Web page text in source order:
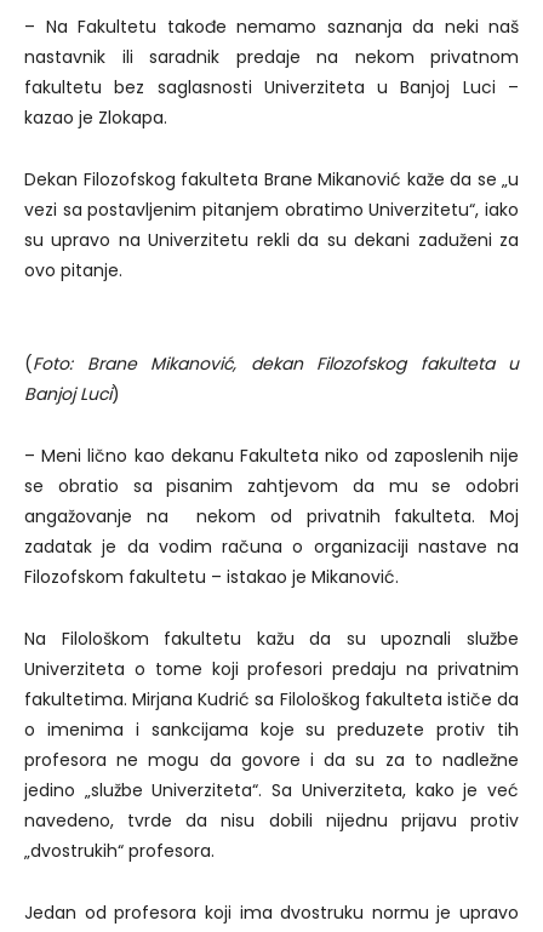
– Na Fakultetu takođe nemamo saznanja da neki naš
nastavnik ili saradnik predaje na nekom privatnom
fakultetu bez saglasnosti Univerziteta u Banjoj Luci –
kazao je Zlokapa.
Dekan Filozofskog fakulteta Brane Mikanović kaže da se „u
vezi sa postavljenim pitanjem obratimo Univerzitetu“, iako
su upravo na Univerzitetu rekli da su dekani zaduženi za
ovo pitanje.
(Foto: Brane Mikanović, dekan Filozofskog fakulteta u
Banjoj Luci)
– Meni lično kao dekanu Fakulteta niko od zaposlenih nije
se obratio sa pisanim zahtjevom da mu se odobri
angažovanje na nekom od privatnih fakulteta. Moj
zadatak je da vodim računa o organizaciji nastave na
Filozofskom fakultetu – istakao je Mikanović.
Na Filološkom fakultetu kažu da su upoznali službe
Univerziteta o tome koji profesori predaju na privatnim
fakultetima. Mirjana Kudrić sa Filološkog fakulteta ističe da
o imenima i sankcijama koje su preduzete protiv tih
profesora ne mogu da govore i da su za to nadležne
jedino „službe Univerziteta“. Sa Univerziteta, kako je već
navedeno, tvrde da nisu dobili nijednu prijavu protiv
„dvostrukih“ profesora.
Jedan od profesora koji ima dvostruku normu je upravo